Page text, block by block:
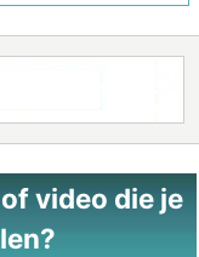
video die je